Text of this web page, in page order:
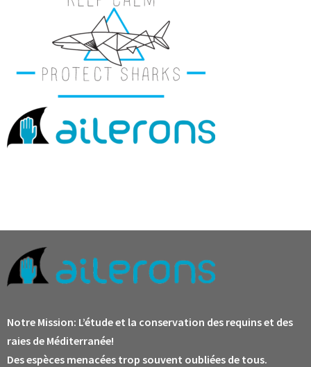
Notre Mission: L’étude et la conservation des requins et des
raies de Méditerranée!
Des espèces menacées trop souvent oubliées de tous.